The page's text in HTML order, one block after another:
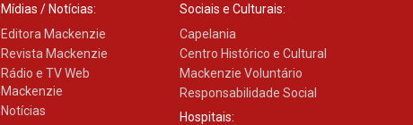
Mídias / Notícias:
Editora Mackenzie
Revista Mackenzie
Rádio e TV Web
Mackenzie
Notícias
Sociais e Culturais:
Capelania
Centro Histórico e Cultural
Mackenzie Voluntário
Responsabilidade Social
Hospitais: